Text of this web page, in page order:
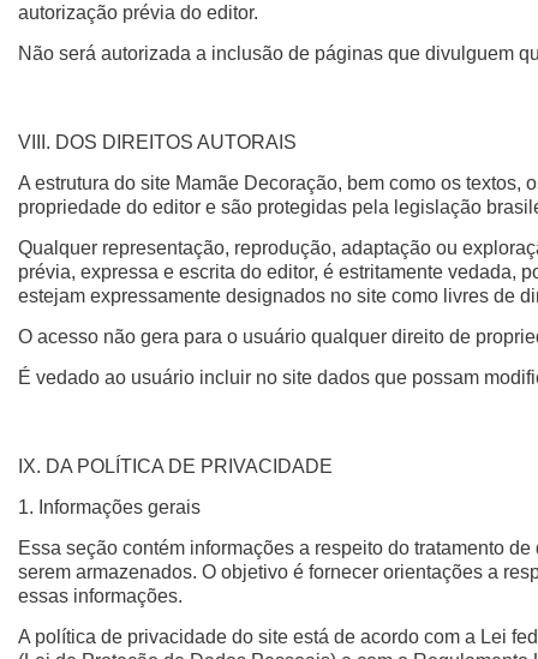
autorização prévia do editor.
Não será autorizada a inclusão de páginas que divulguem
VIII. DOS DIREITOS AUTORAIS
A estrutura do site Mamãe Decoração, bem como os
propriedade do editor e são protegidas pela legislação
Qualquer representação, reprodução, adaptação ou
prévia, expressa e escrita do editor, é estritamente vedada,
estejam expressamente designados no site como livres de
O acesso não gera para o usuário qualquer direito de
É vedado ao usuário incluir no site dados que possam
IX. DA POLÍTICA DE PRIVACIDADE
1. Informações gerais
Essa seção contém informações a respeito do tratamento
serem armazenados. O objetivo é fornecer orientações a
essas informações.
A política de privacidade do site está de acordo com a Lei